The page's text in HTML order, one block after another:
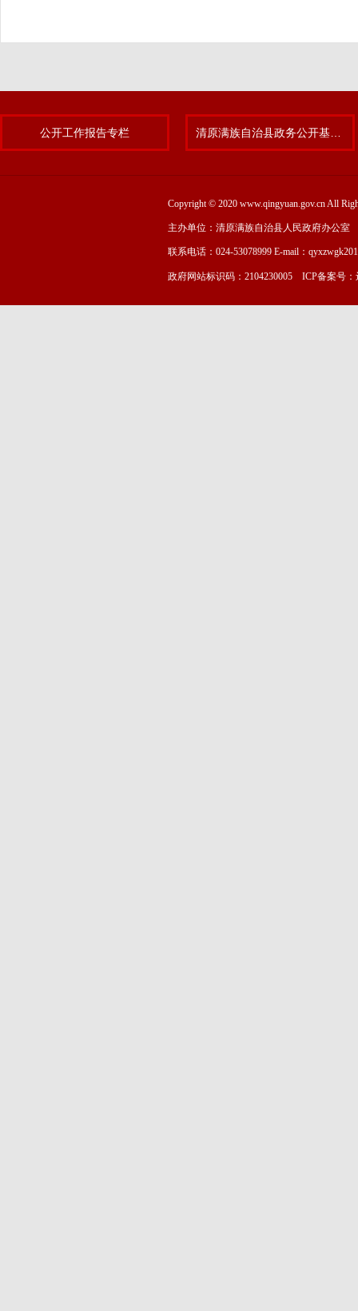
公开工作报告专栏
Copyright © 2020 www.qingyuan.gov.cn All
主办单位：清原满族自治县人民政府办公室
联系电话：024-53078999 E-mail：
政府网站标识码：2104230005 ICP备案号：